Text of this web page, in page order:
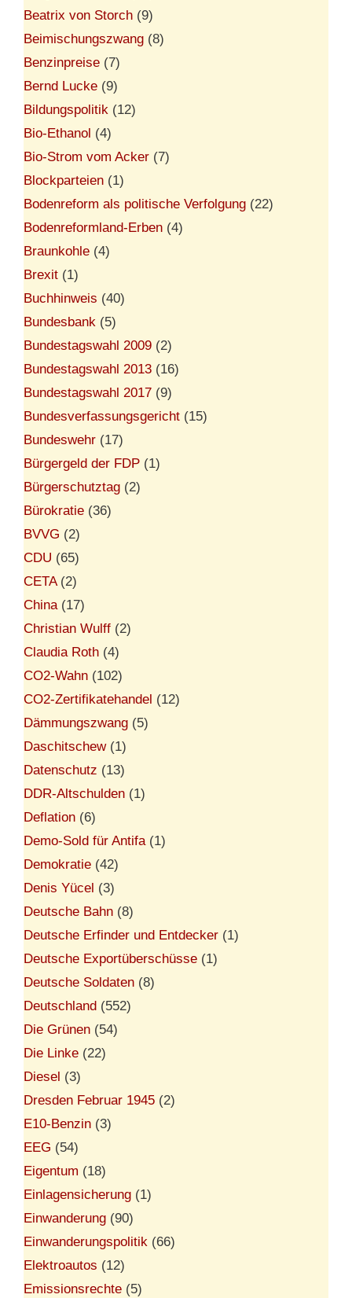
Beatrix von Storch (9)
Beimischungszwang (8)
Benzinpreise (7)
Bernd Lucke (9)
Bildungspolitik (12)
Bio-Ethanol (4)
Bio-Strom vom Acker (7)
Blockparteien (1)
Bodenreform als politische Verfolgung (22)
Bodenreformland-Erben (4)
Braunkohle (4)
Brexit (1)
Buchhinweis (40)
Bundesbank (5)
Bundestagswahl 2009 (2)
Bundestagswahl 2013 (16)
Bundestagswahl 2017 (9)
Bundesverfassungsgericht (15)
Bundeswehr (17)
Bürgergeld der FDP (1)
Bürgerschutztag (2)
Bürokratie (36)
BVVG (2)
CDU (65)
CETA(2)
China(17)
Christian Wulff (2)
Claudia Roth (4)
CO2-Wahn (102)
CO2-Zertifikatehandel (12)
Dämmungszwang (5)
Daschitschew(1)
Datenschutz (13)
DDR-Altschulden (1)
Deflation (6)
Demo-Sold für Antifa(1)
Demokratie (42)
Denis Yücel (3)
Deutsche Bahn (8)
Deutsche Erfinder und Entdecker (1)
Deutsche Exportüberschüsse (1)
Deutsche Soldaten (8)
Deutschland (552)
Die Grünen (54)
Die Linke (22)
Diesel (3)
Dresden Februar 1945 (2)
E10-Benzin (3)
EEG (54)
Eigentum (18)
Einlagensicherung (1)
Einwanderung (90)
Einwanderungspolitik (66)
Elektroautos (12)
Emissionsrechte (5)